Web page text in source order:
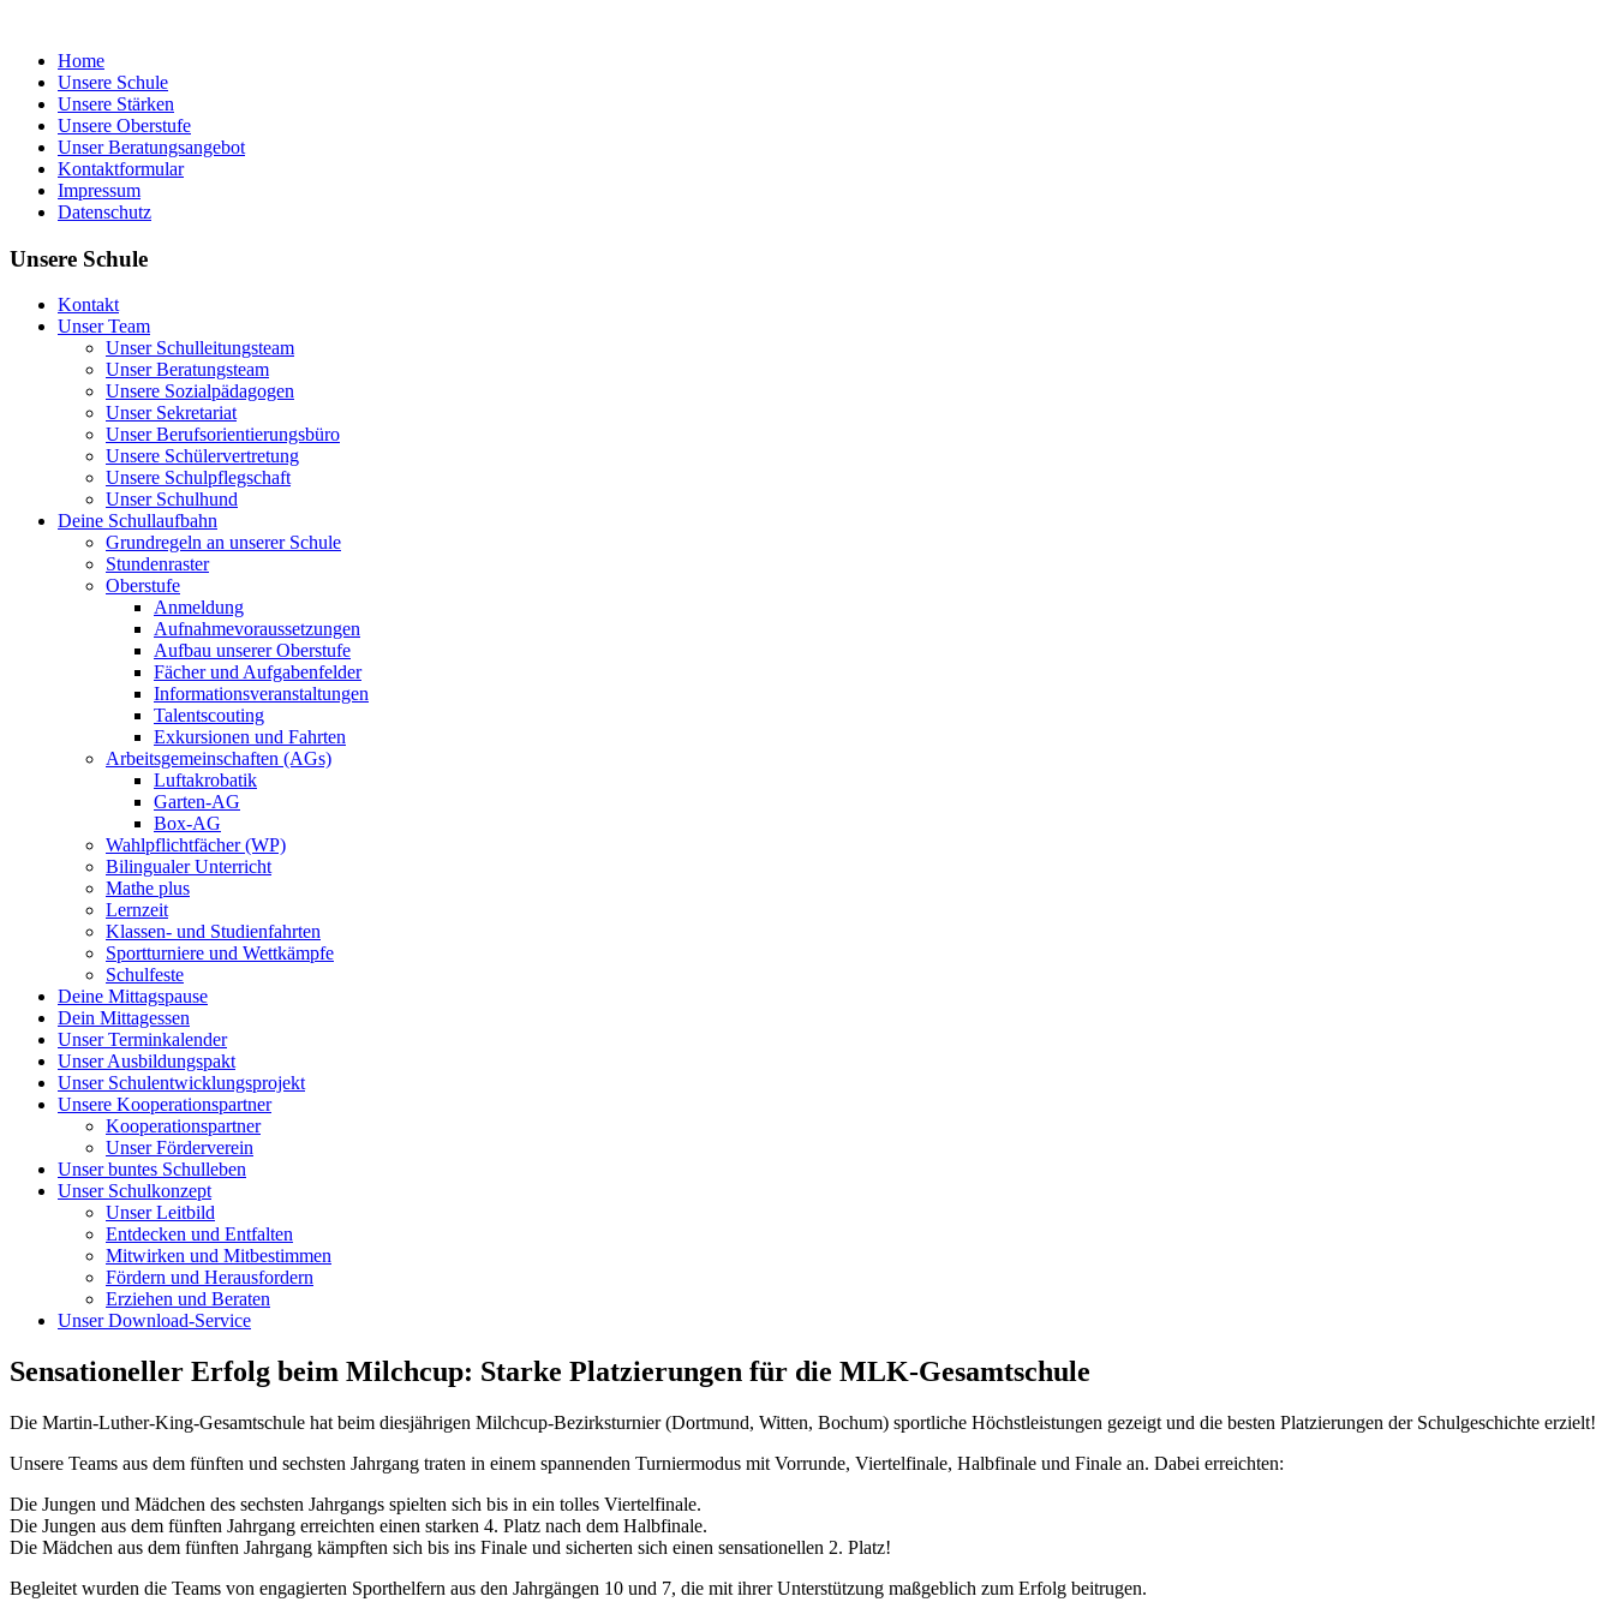
Home
Unsere Schule
Unsere Stärken
Unsere Oberstufe
Unser Beratungsangebot
Kontaktformular
Impressum
Datenschutz
Unsere Schule
Kontakt
Unser Team
Unser Schulleitungsteam
Unser Beratungsteam
Unsere Sozialpädagogen
Unser Sekretariat
Unser Berufsorientierungsbüro
Unsere Schülervertretung
Unsere Schulpflegschaft
Unser Schulhund
Deine Schullaufbahn
Grundregeln an unserer Schule
Stundenraster
Oberstufe
Anmeldung
Aufnahmevoraussetzungen
Aufbau unserer Oberstufe
Fächer und Aufgabenfelder
Informationsveranstaltungen
Talentscouting
Exkursionen und Fahrten
Arbeitsgemeinschaften (AGs)
Luftakrobatik
Garten-AG
Box-AG
Wahlpflichtfächer (WP)
Bilingualer Unterricht
Mathe plus
Lernzeit
Klassen- und Studienfahrten
Sportturniere und Wettkämpfe
Schulfeste
Deine Mittagspause
Dein Mittagessen
Unser Terminkalender
Unser Ausbildungspakt
Unser Schulentwicklungsprojekt
Unsere Kooperationspartner
Kooperationspartner
Unser Förderverein
Unser buntes Schulleben
Unser Schulkonzept
Unser Leitbild
Entdecken und Entfalten
Mitwirken und Mitbestimmen
Fördern und Herausfordern
Erziehen und Beraten
Unser Download-Service
Sensationeller Erfolg beim Milchcup: Starke Platzierungen für die MLK-Gesamtschule
Die Martin-Luther-King-Gesamtschule hat beim diesjährigen Milchcup-Bezirksturnier (Dortmund, Witten, Bochum) sportliche Höchstleistungen gezeigt und die besten Platzierungen der Schulgeschichte erzielt!
Unsere Teams aus dem fünften und sechsten Jahrgang traten in einem spannenden Turniermodus mit Vorrunde, Viertelfinale, Halbfinale und Finale an. Dabei erreichten:
Die Jungen und Mädchen des sechsten Jahrgangs spielten sich bis in ein tolles Viertelfinale.
Die Jungen aus dem fünften Jahrgang erreichten einen starken 4. Platz nach dem Halbfinale.
Die Mädchen aus dem fünften Jahrgang kämpften sich bis ins Finale und sicherten sich einen sensationellen 2. Platz!
Begleitet wurden die Teams von engagierten Sporthelfern aus den Jahrgängen 10 und 7, die mit ihrer Unterstützung maßgeblich zum Erfolg beitrugen.